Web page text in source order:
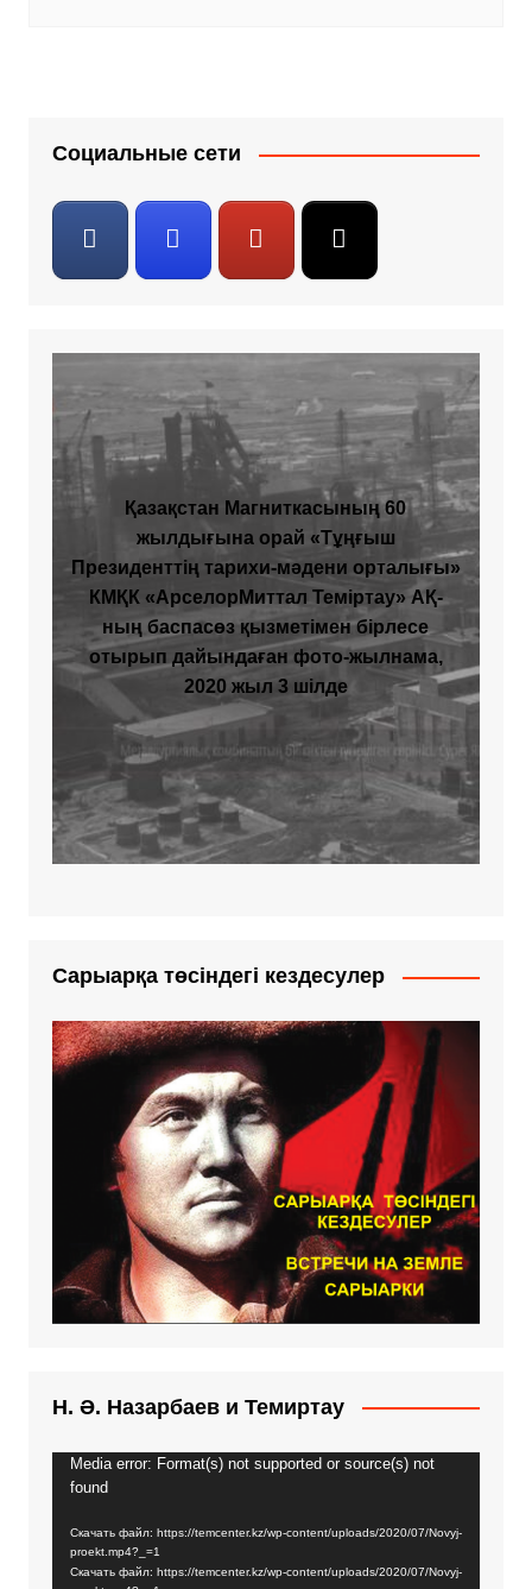
Социальные сети
Қазақстан Магниткасының 60
жылдығына орай «Тұңғыш
Президенттің тарихи-мәдени орталығы»
КМҚК «АрселорМиттал Теміртау» АҚ-
ның баспасөз қызметімен бірлесе
отырып дайындаған фото-жылнама,
2020 жыл 3 шілде
Сарыарқа төсіндегі кездесулер
Н. Ә. Назарбаев и Темиртау
Видеоплеер
Media error: Format(s) not supported or source(s) not
found
Скачать файл: https://temcenter.kz/wp-content/uploads/2020/07/Novyj-
proekt.mp4?_=1
Скачать файл: https://temcenter.kz/wp-content/uploads/2020/07/Novyj-